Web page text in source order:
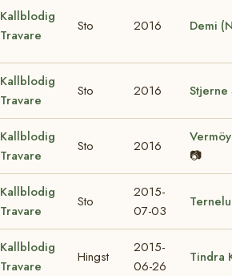
Kallblodig
Travare
Sto 2016 Demi
Kallblodig
Travare
Sto 2016 Stjerne
Kallblodig
Travare
Sto 2016
📷
Kallblodig
Travare
Sto
2015-
07-03
Kallblodig
Travare
Hingst
2015-
06-26
Tindra